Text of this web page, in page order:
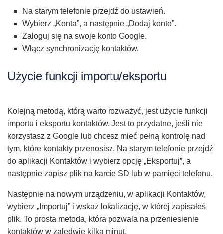
Na starym telefonie przejdź do ustawień.
Wybierz „Konta”, a następnie „Dodaj konto”.
Zaloguj się na swoje konto Google.
Włącz synchronizację kontaktów.
Użycie funkcji importu/eksportu
Kolejną metodą, którą warto rozważyć, jest użycie funkcji
importu i eksportu kontaktów. Jest to przydatne, jeśli nie
korzystasz z Google lub chcesz mieć pełną kontrolę nad
tym, które kontakty przenosisz. Na starym telefonie przejdź
do aplikacji Kontaktów i wybierz opcję „Eksportuj”, a
następnie zapisz plik na karcie SD lub w pamięci telefonu.
Następnie na nowym urządzeniu, w aplikacji Kontaktów,
wybierz „Importuj” i wskaż lokalizację, w której zapisałeś
plik. To prosta metoda, która pozwala na przeniesienie
kontaktów w zaledwie kilka minut.